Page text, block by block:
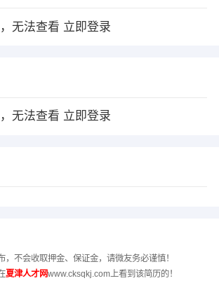
无法查看 立即登录
无法查看 立即登录
，不会收取押金、保证金，请微友务必谨慎！
夏津人才网www.cksqkj.com上看到该简历的！